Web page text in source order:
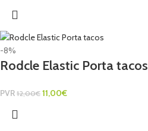
-8%
Rodcle Elastic Porta tacos
PVR 12,00€ 11,00€